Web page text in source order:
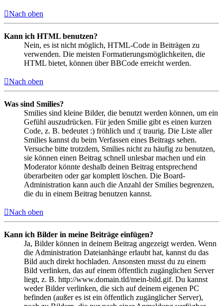
Nach oben
Kann ich HTML benutzen?
Nein, es ist nicht möglich, HTML-Code in Beiträgen zu
verwenden. Die meisten Formatierungsmöglichkeiten, die
HTML bietet, können über BBCode erreicht werden.
Nach oben
Was sind Smilies?
Smilies sind kleine Bilder, die benutzt werden können, um ein
Gefühl auszudrücken. Für jeden Smilie gibt es einen kurzen
Code, z. B. bedeutet :) fröhlich und :( traurig. Die Liste aller
Smilies kannst du beim Verfassen eines Beitrags sehen.
Versuche bitte trotzdem, Smilies nicht zu häufig zu benutzen,
sie können einen Beitrag schnell unlesbar machen und ein
Moderator könnte deshalb deinen Beitrag entsprechend
überarbeiten oder gar komplett löschen. Die Board-
Administration kann auch die Anzahl der Smilies begrenzen,
die du in einem Beitrag benutzen kannst.
Nach oben
Kann ich Bilder in meine Beiträge einfügen?
Ja, Bilder können in deinem Beitrag angezeigt werden. Wenn
die Administration Dateianhänge erlaubt hat, kannst du das
Bild auch direkt hochladen. Ansonsten musst du zu einem
Bild verlinken, das auf einem öffentlich zugänglichen Server
liegt, z. B. http://www.domain.tld/mein-bild.gif. Du kannst
weder Bilder verlinken, die sich auf deinem eigenen PC
befinden (außer es ist ein öffentlich zugänglicher Server),